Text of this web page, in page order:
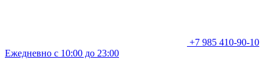
+7 985 410-90-10
Ежедневно с 10:00 до 23:00